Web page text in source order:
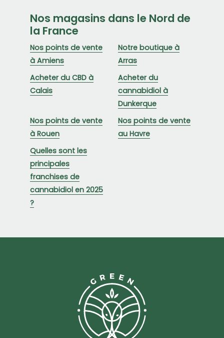
Nos magasins dans le Nord de
la France
Nos points de vente
à Amiens
Notre boutique à
Arras
Acheter du CBD à
Calais
Acheter du
cannabidiol à
Dunkerque
Nos points de vente
à Rouen
Nos points de vente
au Havre
Quelles sont les
principales
franchises de
cannabidiol en 2025
?